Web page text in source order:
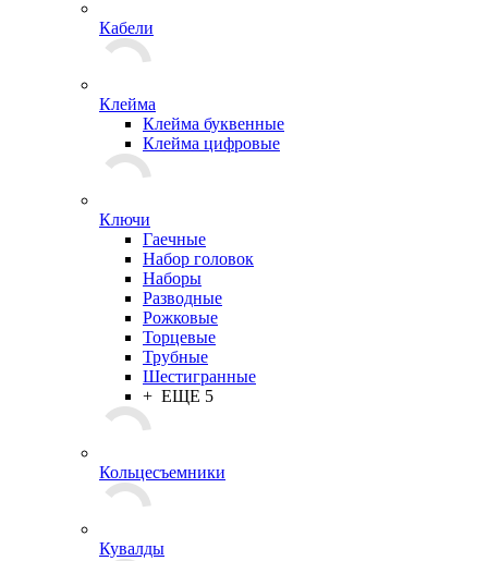
Кабели
Клейма
Клейма буквенные
Клейма цифровые
Ключи
Гаечные
Набор головок
Наборы
Разводные
Рожковые
Торцевые
Трубные
Шестигранные
+ ЕЩЕ 5
Кольцесъемники
Кувалды